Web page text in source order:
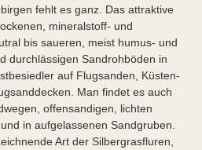
fehlt es ganz. Das attraktive
mineralstoff- und
bis saueren, meist humus- und
durchlässigen Sandrohböden in
auf Flugsanden, Küsten-
Man findet es auch
offensandigen, lichten
in aufgelassenen Sandgruben.
Art der Silbergrasfluren,